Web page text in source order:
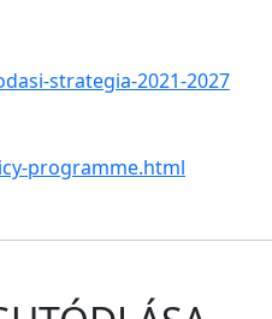
strategia-2021-2027
programme.html